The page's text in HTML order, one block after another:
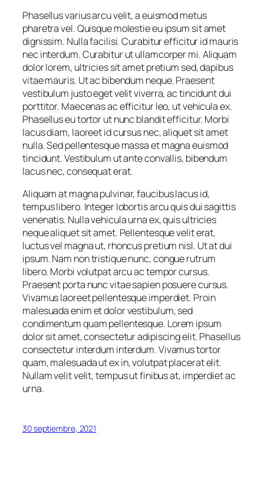
Phasellus varius arcu velit, a euismod metus
pharetra vel. Quisque molestie eu ipsum sit amet
dignissim. Nulla facilisi. Curabitur efficitur id mauris
nec interdum. Curabitur ut ullamcorper mi. Aliquam
dolor lorem, ultricies sit amet pretium sed, dapibus
vitae mauris. Ut ac bibendum neque. Praesent
vestibulum justo eget velit viverra, ac tincidunt dui
porttitor. Maecenas ac efficitur leo, ut vehicula ex.
Phasellus eu tortor ut nunc blandit efficitur. Morbi
lacus diam, laoreet id cursus nec, aliquet sit amet
nulla. Sed pellentesque massa et magna euismod
tincidunt. Vestibulum ut ante convallis, bibendum
lacus nec, consequat erat.
Aliquam at magna pulvinar, faucibus lacus id,
tempus libero. Integer lobortis arcu quis dui sagittis
venenatis. Nulla vehicula urna ex, quis ultricies
neque aliquet sit amet. Pellentesque velit erat,
luctus vel magna ut, rhoncus pretium nisl. Ut at dui
ipsum. Nam non tristique nunc, congue rutrum
libero. Morbi volutpat arcu ac tempor cursus.
Praesent porta nunc vitae sapien posuere cursus.
Vivamus laoreet pellentesque imperdiet. Proin
malesuada enim et dolor vestibulum, sed
condimentum quam pellentesque. Lorem ipsum
dolor sit amet, consectetur adipiscing elit. Phasellus
consectetur interdum interdum. Vivamus tortor
quam, malesuada ut ex in, volutpat placerat elit.
Nullam velit velit, tempus ut finibus at, imperdiet ac
urna.
30 septiembre, 2021